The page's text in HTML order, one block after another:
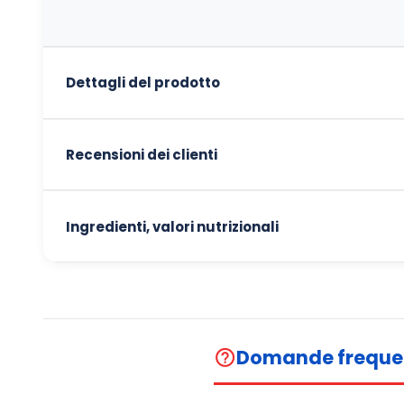
Dettagli del prodotto
Recensioni dei clienti
Ingredienti, valori nutrizionali
help_outlineDomande